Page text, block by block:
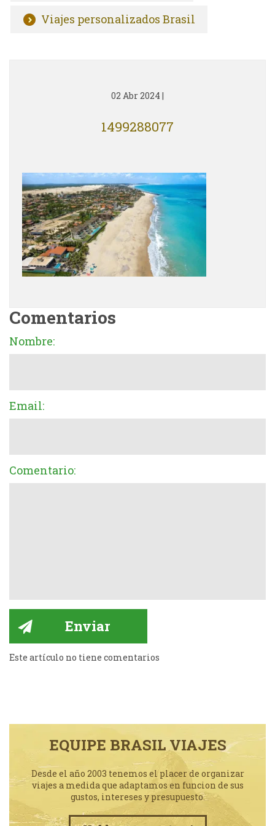
Viajes personalizados Brasil
02 Abr 2024 |
1499288077
Comentarios
Nombre:
Email:
Comentario:
Este artículo no tiene comentarios
EQUIPE BRASIL VIAJES
Desde el año 2003 tenemos el placer de organizar
viajes a medida que adaptamos en funcion de sus
gustos, intereses y presupuesto.